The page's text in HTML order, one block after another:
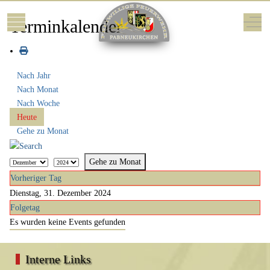
Mobile Menu Toggle Off-
Terminkalender
Nach Jahr
Nach Monat
Nach Woche
Heute
Gehe zu Monat
Gehe zu Monat
Vorheriger Tag
Dienstag, 31. Dezember 2024
Folgetag
Es wurden keine Events gefunden
Interne Links